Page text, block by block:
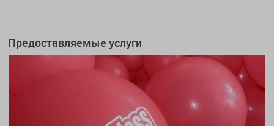
Предоставляемые услуги